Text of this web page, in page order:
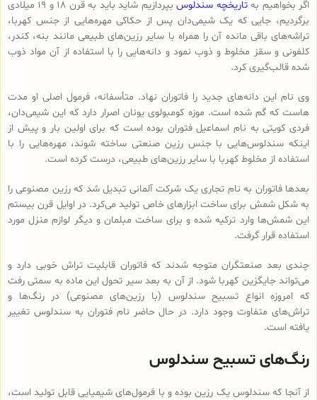
اگر بخواهیم بهتاریخچه سندلوس
بپردازیم شاید باید به قرن 18 و 19 میلادی
برگردیم، جایی که یک شیمی‌دان پس از حکاکی مهره‌هایی از جنس کهربا،
تراشه‌های باقی مانده آن را همراه با سایر رزین‌های طبیعی مانند بنه، کندر،
کلفونی و سقز مخلوط و ذوب نمود و دانه‌هایی را با استفاده از آن مواد ذوب
شده قالب‌گیری کرد.
وی نام این دانه‌های جدید را فاتوران نهاد. متأسفانه، فرمول اصلی او مدت
هاست که گم شده است. موزه کومبولوی یونان اصرار دارد که این شیمی‌دان،
فردی کویتی به نام اسماعیل فتوران بوده است که برای اولین بار و پیش از
اینکه سندلوس‌هایی با جنس رزین صنعتی ساخته شوند، مهره‌هایی را با
استفاده از مخلوط کهربا با سایر رزین‌های طبیعی، درست کرده است.
بعدها فاتوران به نام تجاری یک شرکت آلمانی تبدیل شد که رزین مصنوعی را
به شکل شمش برای ساخت ابزارهای خاص تولید می‌کرد. در اوایل قرن بیستم
این شمش‌ها وارد ترکیه شده و برای ساخت مبلمان و دیگر لوازم منزل مورد
استفاده قرار گرفت.
چندی بعد صنعتگران متوجه شدند که فاتوران قابلیت تراش خوبی دارد و
می‌تواند جایگزین کهربا شود. از آن به بعد سیر تحول این ماده به سمتی رفت
که امروزه انواع تسبیح‌ سندلوس (با رزین‌های مصنوعی) در رنگ‌ها و
تراش‌های متفاوت وجود دارد. در حال حاضر نام فتوران به سندلوس تغییر
یافته است.
رنگ‌های تسبیح سندلوس
از آنجا که سندلوس یک رزین بوده و با فرمول‌های شیمیایی قابل تولید است،